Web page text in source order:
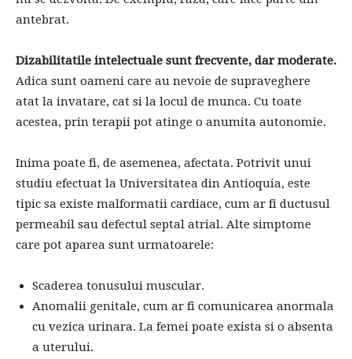
antebrat.
Dizabilitatile intelectuale sunt frecvente, dar moderate.
Adica sunt oameni care au nevoie de supraveghere
atat la invatare, cat si la locul de munca. Cu toate
acestea, prin terapii pot atinge o anumita autonomie.
Inima poate fi, de asemenea, afectata. Potrivit unui
studiu efectuat la Universitatea din Antioquia, este
tipic sa existe malformatii cardiace, cum ar fi ductusul
permeabil sau defectul septal atrial. Alte simptome
care pot aparea sunt urmatoarele:
Scaderea tonusului muscular.
Anomalii genitale, cum ar fi comunicarea anormala
cu vezica urinara. La femei poate exista si o absenta
a uterului.